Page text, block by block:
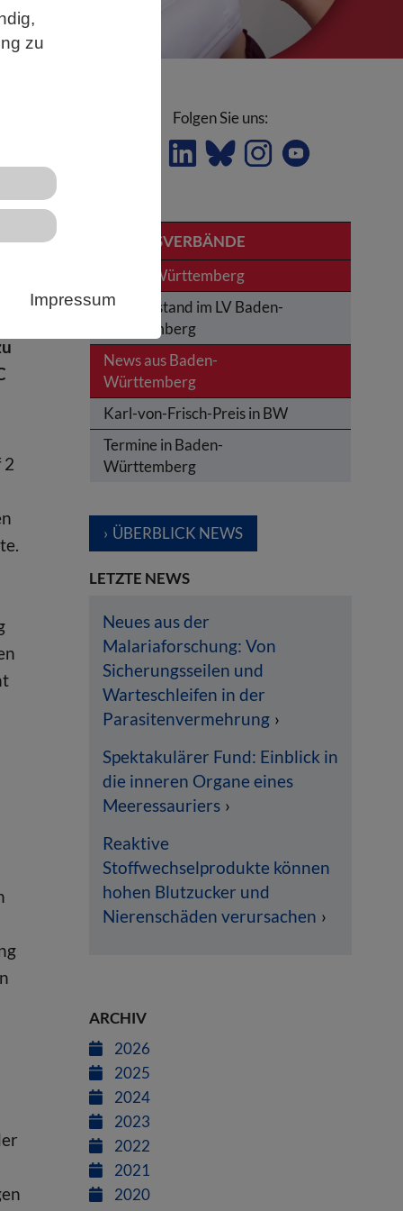
zu
Impressum
2
Folgen Sie uns:
LANDESVERBÄNDE
Baden-Württemberg
Der Vorstand im LV Baden-
Württemberg
News aus Baden-
Württemberg
Karl-von-Frisch-Preis in BW
Termine in Baden-
Württemberg
ÜBERBLICK NEWS
LETZTE NEWS
Neues aus der
Malariaforschung: Von
Sicherungsseilen und
Warteschleifen in der
Parasitenvermehrung
Spektakulärer Fund: Einblick in
die inneren Organe eines
Meeressauriers
Reaktive
Stoffwechselprodukte können
hohen Blutzucker und
Nierenschäden verursachen
ARCHIV
2026
2025
2024
2023
2022
2021
2020